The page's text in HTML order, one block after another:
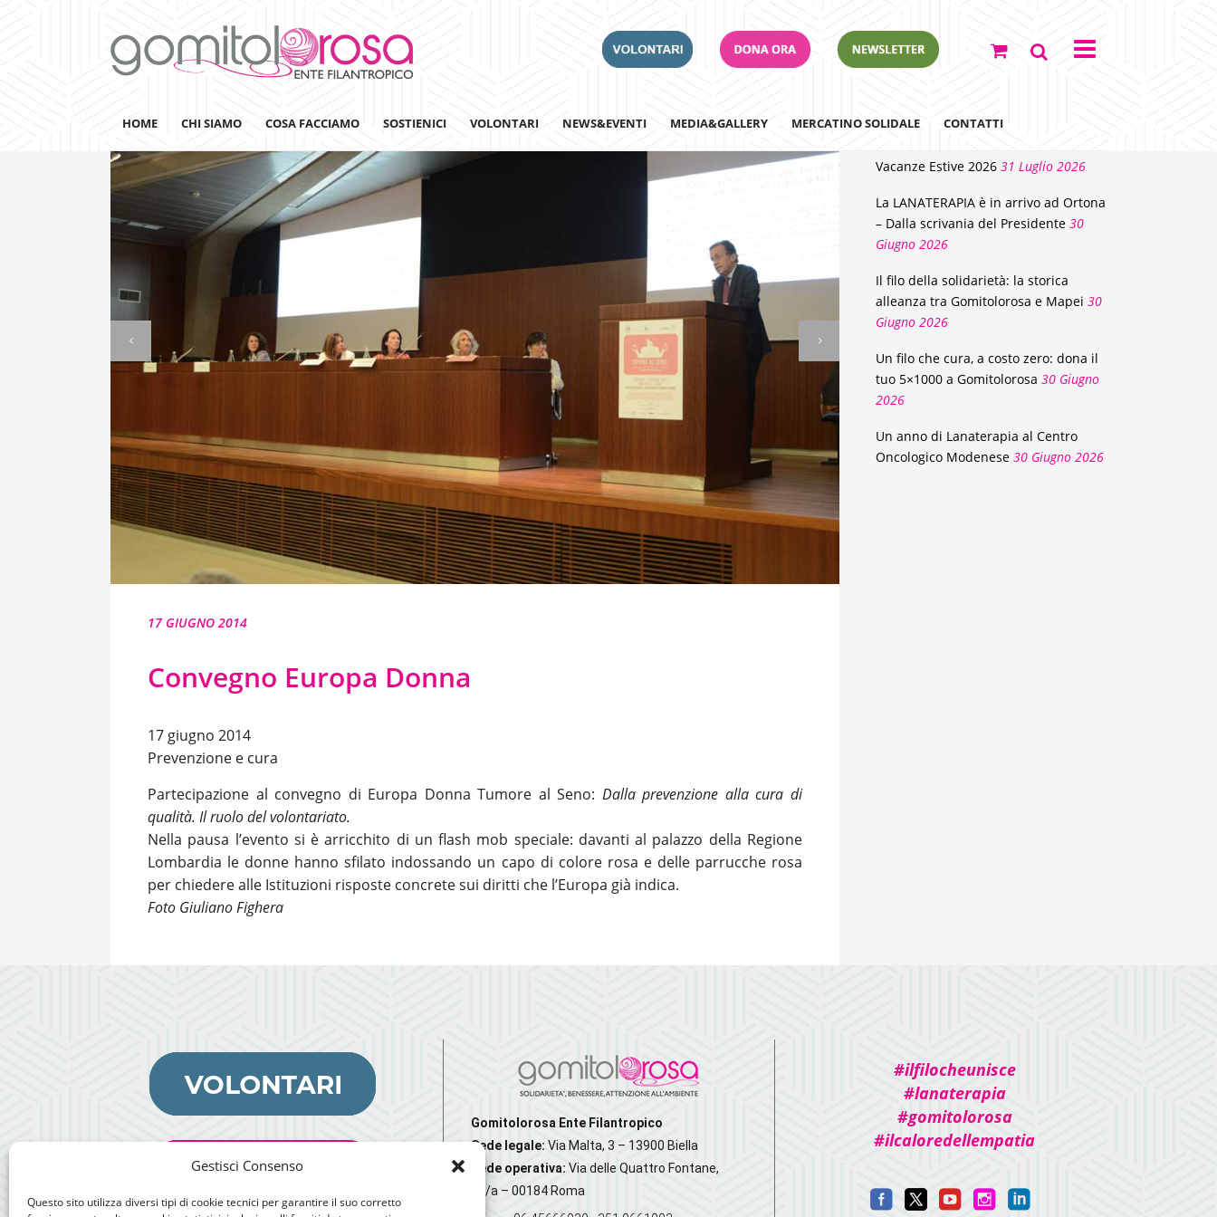
Gestisci Consenso
Questo sito utilizza diversi tipi di cookie tecnici per garantire il suo corretto
HOME CHI SIAMO COSA FACCIAMO
Lanaterapia
Lana&Gomitoli
Giornata della Lana
SOSTIENICI
Adotta un Ospedale
Team Building
VOLONTARI NEWS&EVENTI MEDIA&GALLERY
Iscriviti alla nostra newsletter
MERCATINO SOLIDALE CONTATTI
17 GIUGNO 2014
Convegno Europa Donna
17 giugno 2014
Prevenzione e cura
Partecipazione al convegno di Europa Donna Tumore al Seno: Dalla prevenzione alla cura di
qualità. Il ruolo del volontariato.
Nella pausa l’evento si è arricchito di un flash mob speciale: davanti al palazzo della Regione
Lombardia le donne hanno sfilato indossando un capo di colore rosa e delle parrucche rosa
per chiedere alle Istituzioni risposte concrete sui diritti che l’Europa già indica.
Foto Giuliano Fighera
NEWS
Vacanze Estive 2026 31 Luglio 2026
La LANATERAPIA è in arrivo ad Ortona
– Dalla scrivania del Presidente 30
Giugno 2026
Il filo della solidarietà: la storica
alleanza tra Gomitolorosa e Mapei 30
Giugno 2026
Un filo che cura, a costo zero: dona il
tuo 5×1000 a Gomitolorosa 30 Giugno
2026
Un anno di Lanaterapia al Centro
Oncologico Modenese 30 Giugno 2026
Gomitolorosa Ente Filantropico
Sede legale: Via Malta, 3 – 13900 Biella
Sede operativa: Via delle Quattro Fontane,
20/a – 00184 Roma
#ilfilocheunisce
#lanaterapia
#gomitolorosa
#ilcaloredellempatia